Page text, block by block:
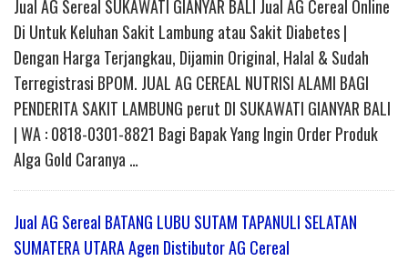
Jual AG Sereal SUKAWATI GIANYAR BALI Jual AG Cereal Online
Di Untuk Keluhan Sakit Lambung atau Sakit Diabetes |
Dengan Harga Terjangkau, Dijamin Original, Halal & Sudah
Terregistrasi BPOM. JUAL AG CEREAL NUTRISI ALAMI BAGI
PENDERITA SAKIT LAMBUNG perut DI SUKAWATI GIANYAR BALI
| WA : 0818-0301-8821 Bagi Bapak Yang Ingin Order Produk
Alga Gold Caranya …
Jual AG Sereal BATANG LUBU SUTAM TAPANULI SELATAN
SUMATERA UTARA Agen Distibutor AG Cereal